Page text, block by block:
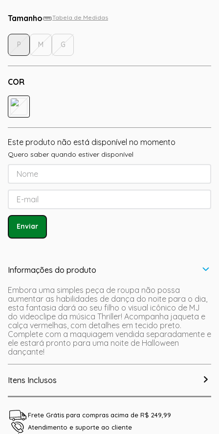
Tamanho Tabela de Medidas
COR
P M G
Este produto não está disponível no momento
Quero saber quando estiver disponível
Enviar
Informações do produto
Embora uma simples peça de roupa não possa
aumentar as habilidades de dança do noite para o dia,
esta fantasia dará ao seu filho o visual icônico de MJ
do videoclipe da música Thriller! Acompanha jaqueta e
calça vermelhas, com detalhes em tecido preto.
Complete com a maquiagem vendida separadamente e
ele estará pronto para uma noite de Halloween
dançante!
Itens Inclusos
Frete Grátis para compras acima de R$ 249,99
Atendimento e suporte ao cliente